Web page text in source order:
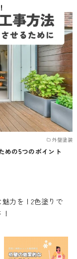
外壁塗装
めの5つのポイント
力を！2色塗りで